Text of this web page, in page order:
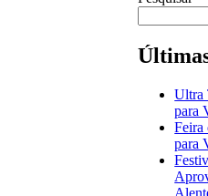
Ultra
para
Feira
para